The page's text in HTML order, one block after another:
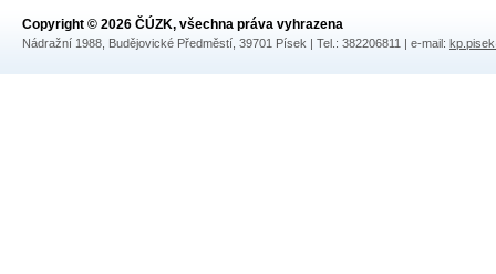
Copyright © 2026 ČÚZK, všechna práva vyhrazena
Nádražní 1988, Budějovické Předměstí, 39701 Písek | Tel.: 382206811 | e-mail: